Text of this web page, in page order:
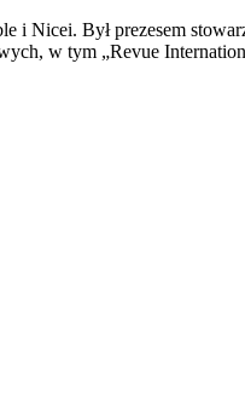
i Nicei. Był prezesem
w tym „Revue